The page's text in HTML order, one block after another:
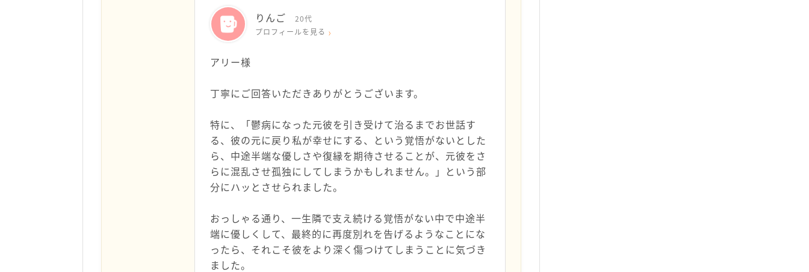
りんご
20代
プロフィールを見る
アリー様
丁寧にご回答いただきありがとうございます。
特に、「鬱病になった元彼を引き受けて治るまでお世話す
る、彼の元に戻り私が幸せにする、という覚悟がないとした
ら、中途半端な優しさや復縁を期待させることが、元彼をさ
らに混乱させ孤独にしてしまうかもしれません。」という部
分にハッとさせられました。
おっしゃる通り、一生隣で支え続ける覚悟がない中で中途半
端に優しくして、最終的に再度別れを告げるようなことにな
ったら、それこそ彼をより深く傷つけてしまうことに気づき
ました。